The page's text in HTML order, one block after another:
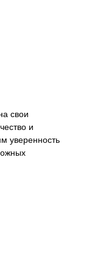
свои
и
уверенность